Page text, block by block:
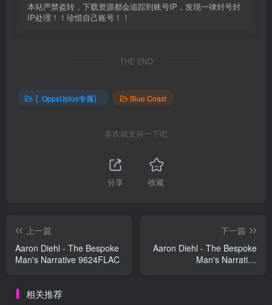
本站严禁盗转，下载资源都会追踪到账号IP，发现一律封号封
IP处理！！珍惜自己账号！！
THE END
〖OppsUplus专属〗 Blue Coast
喜欢就支持一下吧
分享 收藏
上一篇
Aaron Diehl - The Bespoke
Man's Narrative 9624FLAC
下一篇
Aaron Diehl - The Bespoke
Man's Narrative
相关推荐